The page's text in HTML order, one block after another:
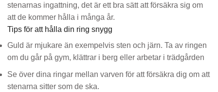
stenarnas ingattning, det är ett bra sätt att försäkra sig om
att de kommer hålla i många år.
Tips för att hålla din ring snygg
Guld är mjukare än exempelvis sten och järn. Ta av ringen
om du går på gym, klättrar i berg eller arbetar i trädgården
Se över dina ringar mellan varven för att försäkra dig om att
stenarna sitter som de ska.